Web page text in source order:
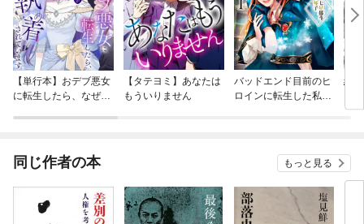
【単行本】おデブ悪女
に転生したら、なぜか
【タテヨミ】あなたは
もういりません
バッドエンド目前のヒ
ロインに転生した私、
結
同じ作者の本 もっと見る